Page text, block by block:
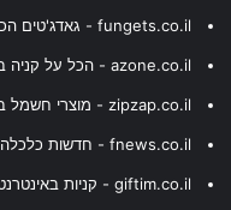
fungets.co.il - גאדג'טים הכי שווים
azone.co.il - הכל על קניה באמזון
zipzap.co.il - מוצרי חשמל במחירים הגיוניים
fnews.co.il - חדשות כלכלה
giftim.co.il - קניות באינטרנט